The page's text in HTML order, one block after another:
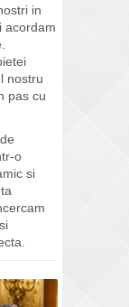
in
acordam
nostru
pas cu
o
si